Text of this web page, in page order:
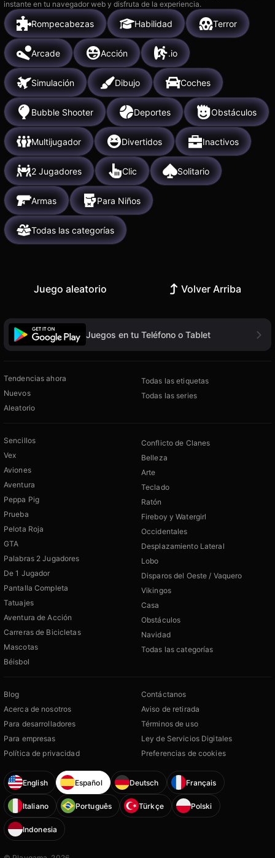
instante en tu navegador web y disfruta de la experiencia.
Rompecabezas Habilidad Terror
Arcade Acción .io
Simulación Dibujo Coches
Bubble Shooter Deportes Obstáculos
Multijugador Divertidos Inactivos
2 Jugadores Clic Solitario
Armas Para Niños
Todas las categorías
Juego aleatorio Volver Arriba
Juegos en tu Teléfono o Tablet
Tendencias ahora
Nuevos
Aleatorio
Todas las etiquetas
Todas las series
Sencillos
Vex
Aviones
Aventura
Peppa Pig
Prueba
Pelota Roja
GTA
Palabras 2 Jugadores
De 1 Jugador
Pantalla Completa
Tatuajes
Aventura de Acción
Carreras de Bicicletas
Mascotas
Béisbol
Conflicto de Clanes
Belleza
Arte
Teclado
Ratón
Fireboy y Watergirl
Occidentales
Desplazamiento Lateral
Lobo
Disparos del Oeste / Vaquero
Vikingos
Casa
Obstáculos
Navidad
Todas las categorías
Blog
Acerca de nosotros
Para desarrolladores
Para empresas
Política de privacidad
Contáctanos
Aviso de retirada
Términos de uso
Ley de Servicios Digitales
Preferencias de cookies
English Español Deutsch Français
Italiano Português Türkçe Polski
Indonesia